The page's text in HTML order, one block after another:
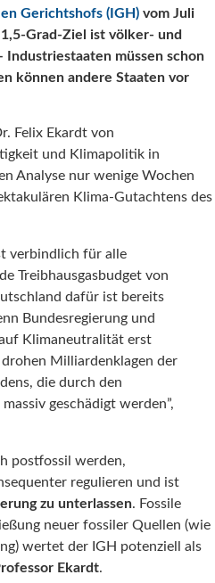
Gerichtshofs (IGH) vom Juli
Grad-Ziel ist völker- und
müssen schon
können andere Staaten vor
Felix Ekardt von
und Klimapolitik in
Analyse nur wenige Wochen
Klima-Gutachtens des
verbindlich für alle
Treibhausgasbudget von
dafür ist bereits
Bundesregierung und
Klimaneutralität erst
Milliardenklagen der
die durch den
geschädigt werden”,
postfossil werden,
regulieren und ist
zu unterlassen. Fossile
neuer fossiler Quellen (wie
wertet der IGH potenziell als
Ekardt.